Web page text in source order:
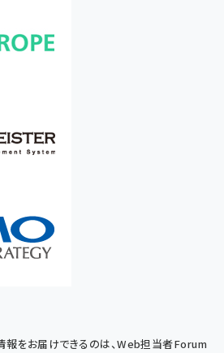
をお届けできるのは、Web担当者Forum